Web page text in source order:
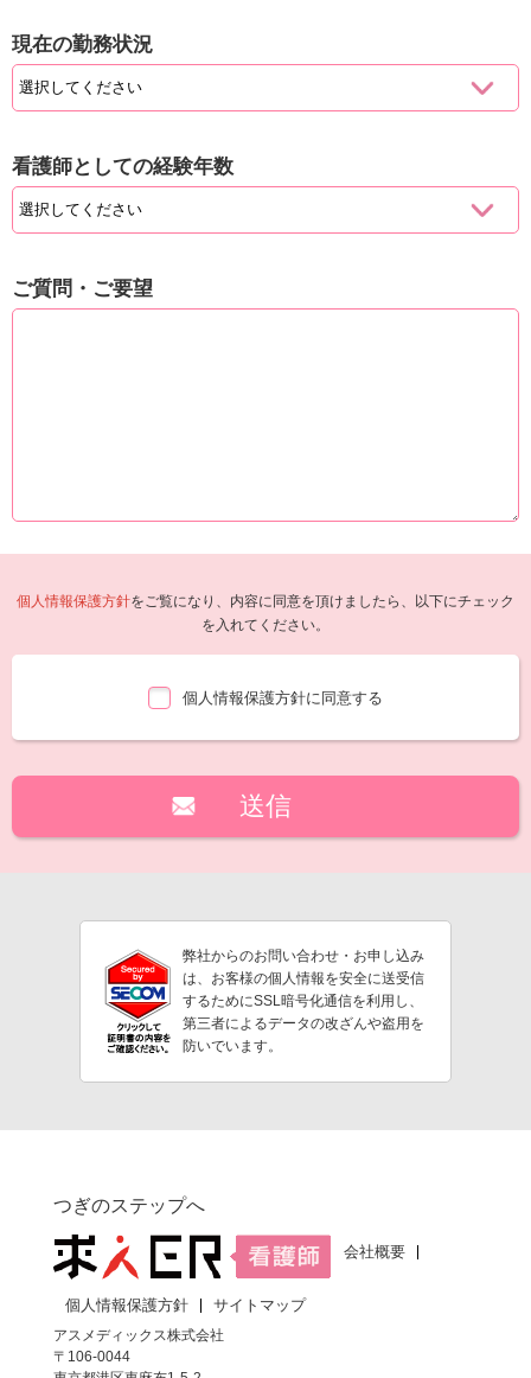
現在の勤務状況
看護師としての経験年数
ご質問・ご要望
個人情報保護方針をご覧になり、内容に同意を頂けましたら、以下にチェック
を入れてください。
個人情報保護方針に同意する
弊社からのお問い合わせ・お申し込み
は、お客様の個人情報を安全に送受信
するためにSSL暗号化通信を利用し、
第三者によるデータの改ざんや盗用を
防いでいます。
つぎのステップへ
会社概要
個人情報保護方針
サイトマップ
アスメディックス株式会社
〒106-0044